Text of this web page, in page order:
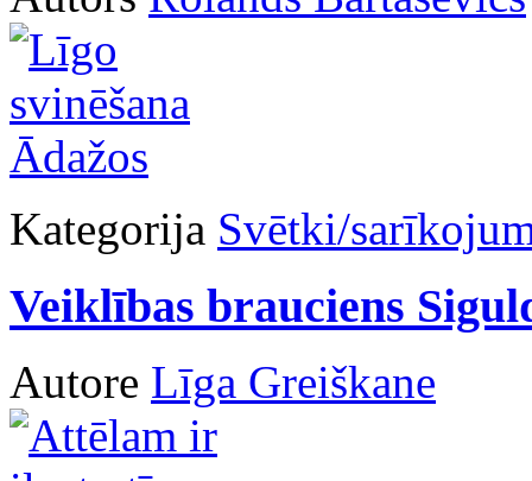
Kategorija Svētki/
Veiklības brauciens
Autore Līga Greiškane